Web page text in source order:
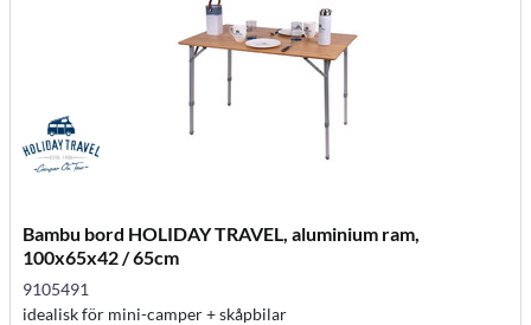
Bambu bord HOLIDAY TRAVEL, aluminium ram,
100x65x42 / 65cm
9105491
idealisk för mini-camper + skåpbilar